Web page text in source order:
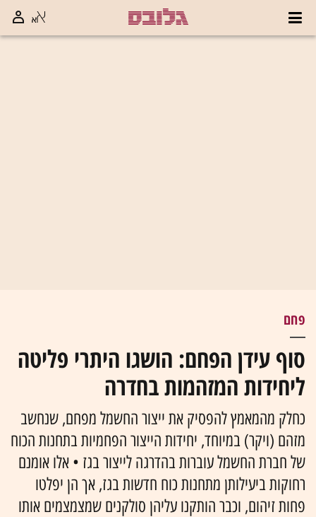
פחם
סוף עידן הפחם: הושגו היתרי פליטה
ליחידות המזהמות בחדרה
כחלק מהמאמץ להפסיק את ייצור החשמל מפחם, שנחשב
מזהם (ויקר) במיוחד, יחידות הייצור הפחמיות בתחנות הכוח
של חברת החשמל עוברות בהדרגה לייצור בגז • אלו אומנם
רחוקות ביעילותן מתחנות כוח חדשות בגז, אך הן יפלטו
פחות זיהום, וכבר הותקנו עליהן סולקנים שמצמצמים אותו